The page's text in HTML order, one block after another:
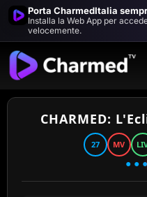
Porta CharmedItalia
Installa la Web App per
velocemente.
27 MV
CHARMED:
● ● ●